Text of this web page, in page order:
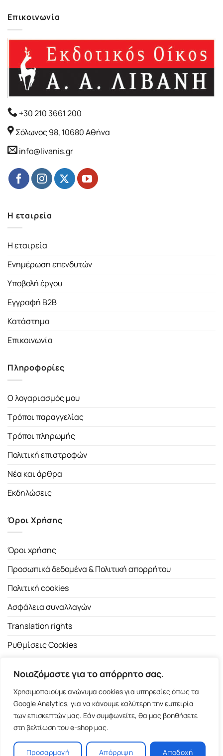
Νοιαζόμαστε για το απόρρητο σας.
Χρησιμοποιούμε ανώνυμα cookies για υπηρεσίες όπως τα
Google Analytics, για να κάνουμε καλύτερη την εμπειρία
των επισκεπτών μας. Εάν συμφωνείτε, θα μας βοηθήσετε
στη βελτίωση του e-shop μας.
Προσαρμογή Απόρριψη Αποδοχή
Επικοινωνία
+30 210 3661 200
Σόλωνος 98, 10680 Αθήνα
info@livanis.gr
Η εταιρεία
Η εταιρεία
Ενημέρωση επενδυτών
Υποβολή έργου
Εγγραφή B2B
Κατάστημα
Επικοινωνία
Πληροφορίες
Ο λογαριασμός μου
Τρόποι παραγγελίας
Τρόποι πληρωμής
Πολιτική επιστροφών
Νέα και άρθρα
Εκδηλώσεις
Όροι Χρήσης
Όροι χρήσης
Προσωπικά δεδομένα & Πολιτική απορρήτου
Πολιτική cookies
Ασφάλεια συναλλαγών
Translation rights
Ρυθμίσεις Cookies
Copyright 2026 ©Εκδοτικός Οίκος Α.Α. Λιβάνη| All rights
reserved.
Σόλωνος 98, 10680 Αθήνα | Τ:2103661200- F: 2103617791